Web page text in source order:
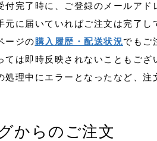
完了時に、ご登録のメールアド
元に届いていればご注文は完了し
ージの 購入履歴・配送状況でもご
は即時反映されないこともござ
理中にエラーとなったなど、注
からのご注文